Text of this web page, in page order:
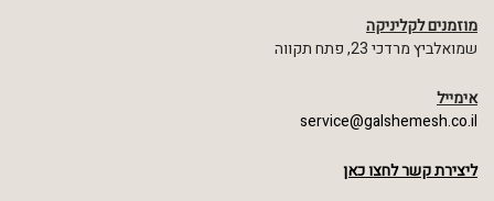
מוזמנים לקליניקה
שמואלביץ מרדכי 23, פתח תקווה
אימייל
service@galshemesh.co.il
ליצירת קשר לחצו כאן